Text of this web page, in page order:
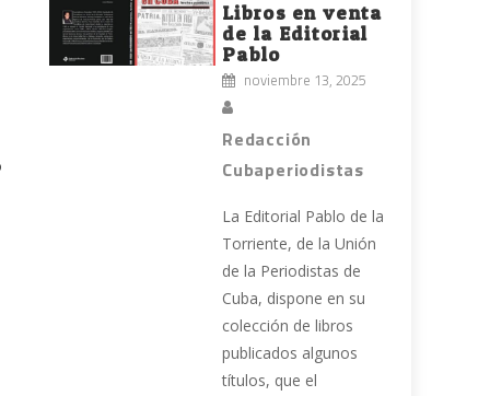
Libros en venta
de la Editorial
Pablo
noviembre 13, 2025
Redacción
Cubaperiodistas
La Editorial Pablo de la
Torriente, de la Unión
de la Periodistas de
Cuba, dispone en su
colección de libros
publicados algunos
títulos, que el